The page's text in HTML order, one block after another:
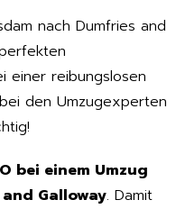
nach Dumfries and
einer reibungslosen
den Umzugexperten
bei einem Umzug
Galloway. Damit